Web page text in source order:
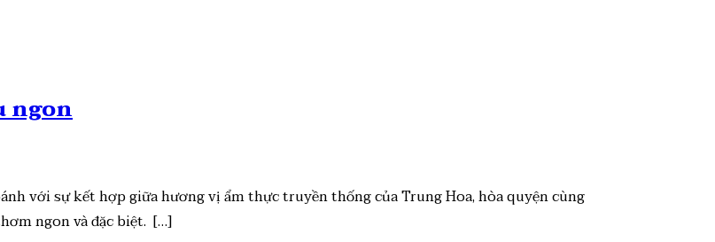
ngon
với sự kết hợp giữa hương vị ẩm thực truyền thống của Trung Hoa, hòa quyện cùng
ngon và đặc biệt. […]